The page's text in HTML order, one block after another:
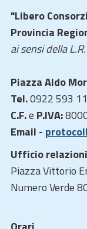
"Libero
Provincia
ai sensi della
Piazza Aldo
Tel.0922 593
C.F.e P.IVA:
Email -
Ufficio
Piazza Vittorio
Numero Verde